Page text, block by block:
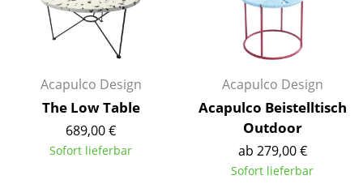
Licht
Hängeleuchten & Deckenleuchten
Tischleuchten
Schreibtischleuchten
Stehleuchten & Leseleuchten
Acapulco Design
The Low Table
689,00 €
Sofort lieferbar
Acapulco Design
Acapulco Beistelltisch
Outdoor
ab 279,00 €
Sofort lieferbar